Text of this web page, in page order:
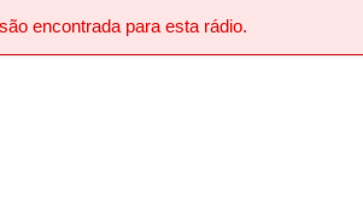
encontrada para esta rádio.